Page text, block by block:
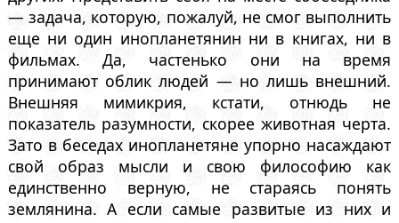
— задача, которую, пожалуй, не смог выполнить
еще ни один инопланетянин ни в книгах, ни в
фильмах. Да, частенько они на время
принимают облик людей — но лишь внешний.
Внешняя мимикрия, кстати, отнюдь не
показатель разумности, скорее животная черта.
Зато в беседах инопланетяне упорно насаждают
свой образ мысли и свою философию как
единственно верную, не стараясь понять
землянина. А если самые развитые из них и